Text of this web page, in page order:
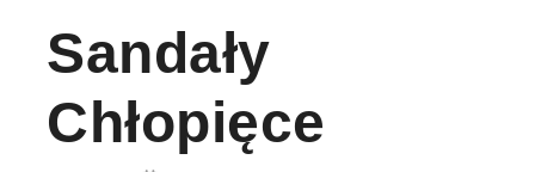
Sandały
Chłopięce